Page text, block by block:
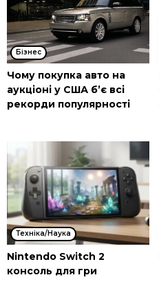
Бізнес
Чому покупка авто на
аукціоні у США б’є всі
рекорди популярності
Техніка/Наука
Nintendo Switch 2
консоль для гри